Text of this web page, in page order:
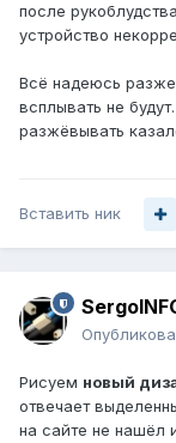
после
устройство
Всё надеюсь
всплывать не
разжёвывать
Вставить ник
Рисуем новый
отвечает
на сайте не нашёл